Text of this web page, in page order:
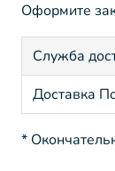
Оформите
Служба
Доставка
*